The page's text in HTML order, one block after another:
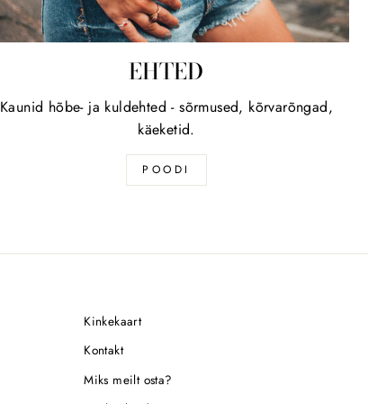
EHTED
Kaunid hõbe- ja kuldehted - sõrmused, kõrvarõngad,
käeketid.
POODI
Kinkekaart
Kontakt
Miks meilt osta?